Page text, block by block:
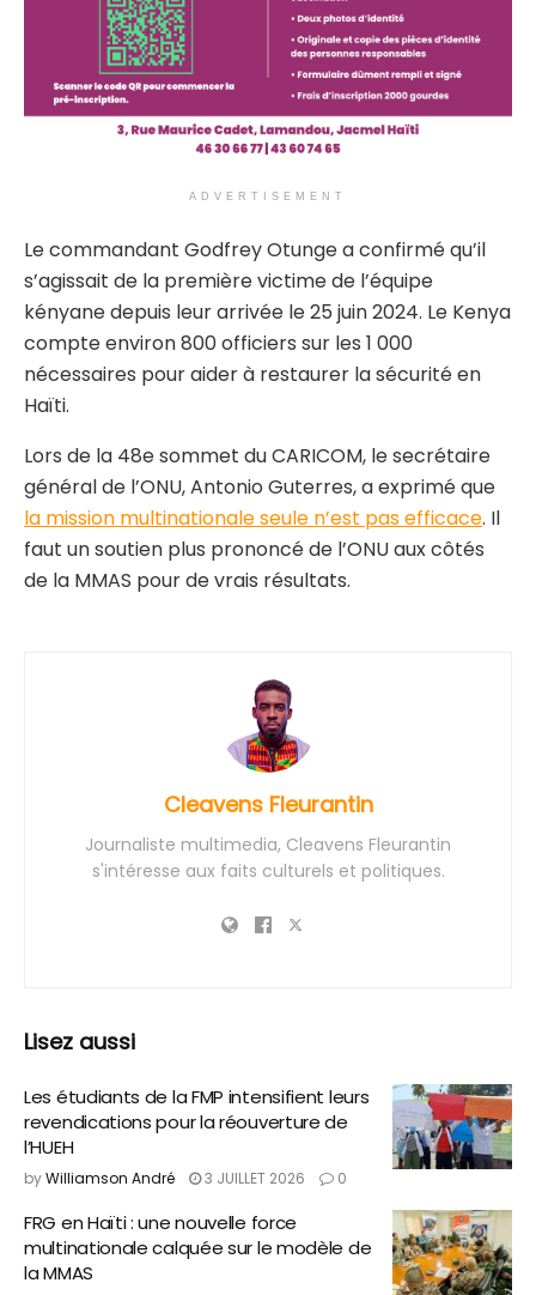
ADVERTISEMENT
Le commandant Godfrey Otunge a confirmé qu’il
s’agissait de la première victime de l’équipe
kényane depuis leur arrivée le 25 juin 2024. Le Kenya
compte environ 800 officiers sur les 1 000
nécessaires pour aider à restaurer la sécurité en
Haïti.
Lors de la 48e sommet du CARICOM, le secrétaire
général de l’ONU, Antonio Guterres, a exprimé que
la mission multinationale seule n’est pas efficace. Il
faut un soutien plus prononcé de l’ONU aux côtés
de la MMAS pour de vrais résultats.
Cleavens Fleurantin
Journaliste multimedia, Cleavens Fleurantin
s'intéresse aux faits culturels et politiques.
Lisez aussi
Les étudiants de la FMP intensifient leurs
revendications pour la réouverture de
l’HUEH
byWilliamson André 3 JUILLET 2026 0
FRG en Haïti : une nouvelle force
multinationale calquée sur le modèle de
la MMAS